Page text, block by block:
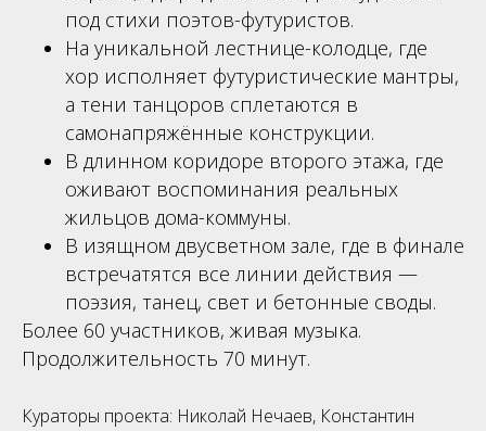
под стихи поэтов-футуристов.
На уникальной лестнице-колодце, где
хор исполняет футуристические мантры,
а тени танцоров сплетаются в
самонапряжённые конструкции.
В длинном коридоре второго этажа, где
оживают воспоминания реальных
жильцов дома-коммуны.
В изящном двусветном зале, где в финале
встречатятся все линии действия —
поэзия, танец, свет и бетонные своды.
Более 60 участников, живая музыка.
Продолжительность 70 минут.
Кураторы проекта: Николай Нечаев, Константин